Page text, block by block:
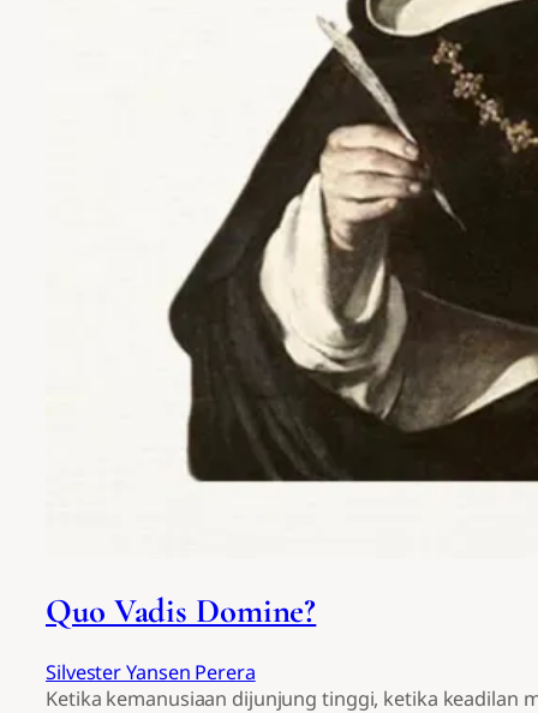
Quo Vadis Domine?
Silvester Yansen Perera
Ketika kemanusiaan dijunjung tinggi, ketika keadilan